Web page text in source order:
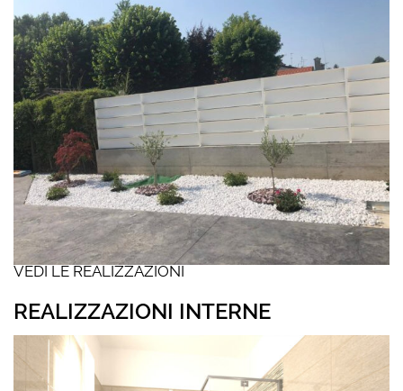
VEDI LE REALIZZAZIONI
REALIZZAZIONI INTERNE